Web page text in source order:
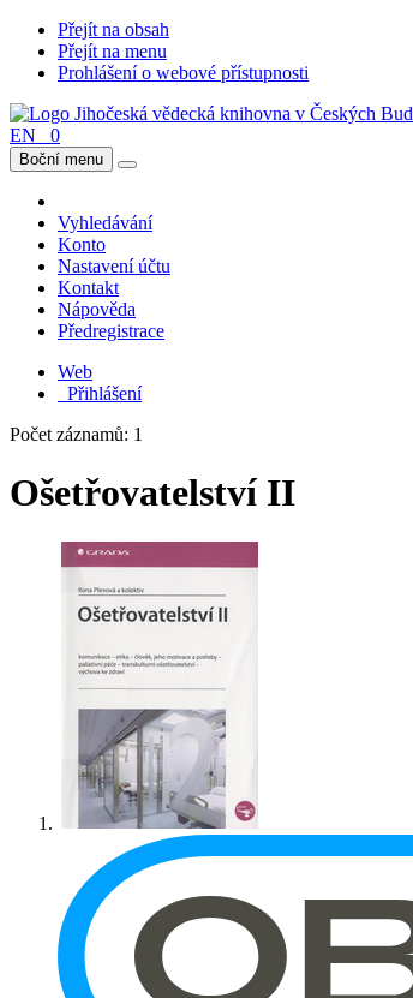
Přejít na obsah
Přejít na menu
Prohlášení o webové přístupnosti
EN 0
Boční menu
Vyhledávání
Konto
Nastavení účtu
Kontakt
Nápověda
Předregistrace
Web
Přihlášení
Počet záznamů: 1
Ošetřovatelství II